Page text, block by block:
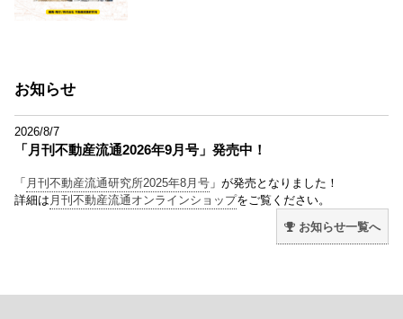
お知らせ
2026/8/7
「月刊不動産流通2026年9月号」発売中！
「 月刊不動産流通研究所2025年8月号 」が発売となりました！
詳細は 月刊不動産流通オンラインショップをご覧ください。
お知らせ一覧へ